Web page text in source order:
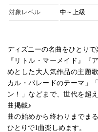
対象レベル 中～上級
ディズニーの名曲をひとりで
『リトル・マーメイド』『
めとした大人気作品の主題
カル・パレードのテーマ」
ン！」などまで、世代を超
曲掲載♪
曲の始めから終わりまでま
ひとりで1曲楽しめます。